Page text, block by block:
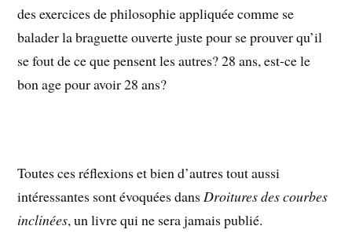
des exercices de philosophie appliquée comme se
balader la braguette ouverte juste pour se prouver qu’il
se fout de ce que pensent les autres? 28 ans, est-ce le
bon age pour avoir 28 ans?
Toutes ces réflexions et bien d’autres tout aussi
intéressantes sont évoquées dansDroitures des courbes
inclinées, un livre qui ne sera jamais publié.